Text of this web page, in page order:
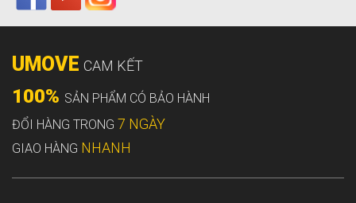
UMOVE CAM KẾT
100% SẢN PHẨM CÓ BẢO HÀNH
ĐỔI HÀNG TRONG 7 NGÀY
GIAO HÀNG NHANH